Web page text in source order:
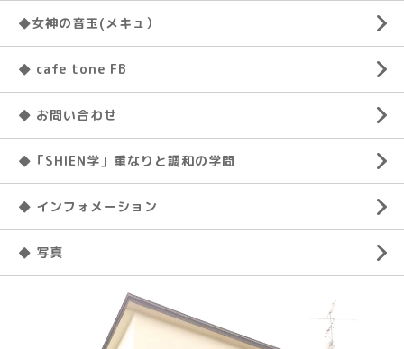
◆女神の音玉(メキュ）
◆ cafe tone FB
◆ お問い合わせ
◆「SHIEN学」重なりと調和の学問
◆ インフォメーション
◆ 写真